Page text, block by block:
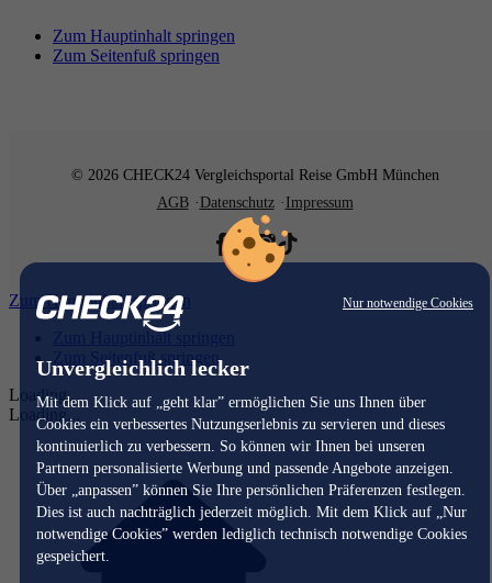
Nur notwendige Cookies
Unvergleichlich lecker
Mit dem Klick auf „geht klar” ermöglichen Sie uns Ihnen über
Cookies ein verbessertes Nutzungserlebnis zu servieren und dieses
kontinuierlich zu verbessern. So können wir Ihnen bei unseren
Partnern personalisierte Werbung und passende Angebote anzeigen.
Über „anpassen” können Sie Ihre persönlichen Präferenzen festlegen.
Dies ist auch nachträglich jederzeit möglich. Mit dem Klick auf „Nur
notwendige Cookies” werden lediglich technisch notwendige Cookies
gespeichert.
Zum Hauptinhalt springen
Zum Seitenfuß springen
© 2026 CHECK24 Vergleichsportal Reise GmbH München
AGB
Datenschutz Impressum
Zum Hauptinhalt springen
Zum Hauptinhalt springen
Zum Seitenfuß springen
Loading...
Loading...